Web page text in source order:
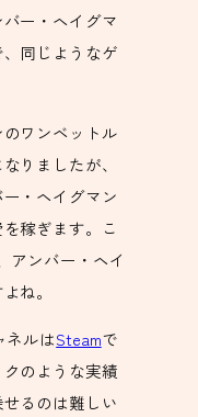
ー・ヘイグマ
同じようなゲ
ワンベットル
りましたが、
・ヘイグマン
稼ぎます。こ
アンバー・ヘイ
ね。
ネルはSteamで
のような実績
るのは難しい